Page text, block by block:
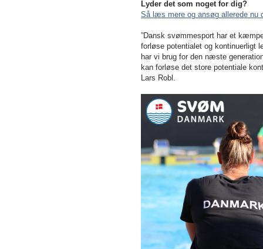
Lyder det som noget for dig?
Så læs mere og ansøg allerede nu
”Dansk svømmesport har et
forløse potentialet og kontinuerligt
har vi brug for den næste
kan forløse det store potentiale
Lars Robl.